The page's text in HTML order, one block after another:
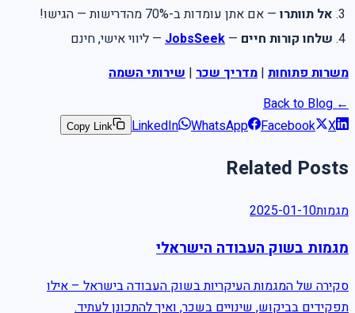
אל תוותרו — אם אתן עומדות ב-70% מהדרישות — הגישו!
שלחו קורות חיים —
JobsSeek — ליווי אישי, חינם
משרות פתוחות | מדריך שכר | שירותי השמה
← Back to Blog
LinkedIn
WhatsApp Facebook X
Copy Link
Related Posts
מגמות2025-01-10
מגמות בשוק העבודה הישראלי
סקירה של המגמות העיקריות בשוק העבודה בישראל – אילו
תפקידים בביקוש, שינויים בשכר, ואיך להתכונן לעתיד.